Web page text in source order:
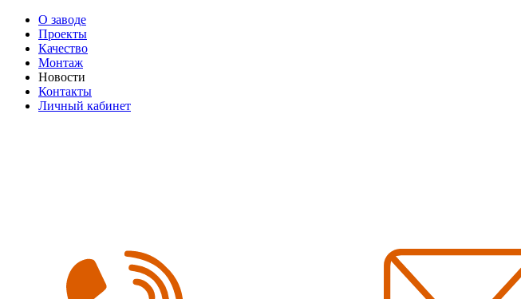
О заводе
Проекты
Качество
Монтаж
Новости
Контакты
Личный кабинет